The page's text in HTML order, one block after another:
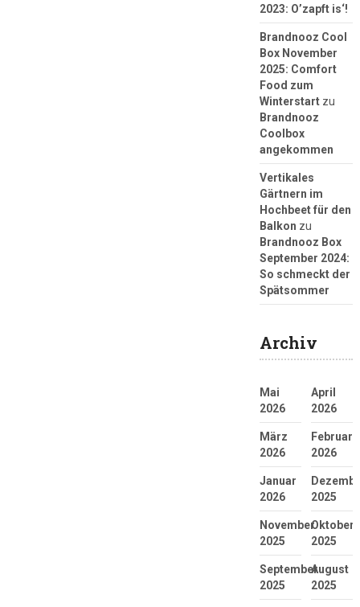
2023: O’zapft is‘!
Brandnooz Cool
Box November
2025: Comfort
Food zum
Winterstartzu
Brandnooz
Coolbox
angekommen
Vertikales
Gärtnern im
Hochbeet für den
Balkon zu
Brandnooz Box
September 2024:
So schmeckt der
Spätsommer
Archiv
Mai
2026
April
2026
März
2026
Februar
2026
Januar
2026
2025
November
2025
Oktober
2025
September
2025
August
2025